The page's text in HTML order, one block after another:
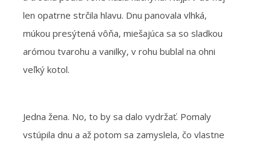
len opatrne strčila hlavu. Dnu panovala vlhká,
múkou presýtená vôňa, miešajúca sa so sladkou
arómou tvarohu a vanilky, v rohu bublal na ohni
veľký kotol.
Jedna žena. No, to by sa dalo vydržať. Pomaly
vstúpila dnu a až potom sa zamyslela, čo vlastne